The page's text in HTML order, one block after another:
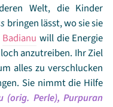
Welt, die Kinder
bringen lässt, wo sie sie
Badianu will die Energie
anzutreiben. Ihr Ziel
alles zu verschlucken
Sie nimmt die Hilfe
(orig. Perle), Purpuran